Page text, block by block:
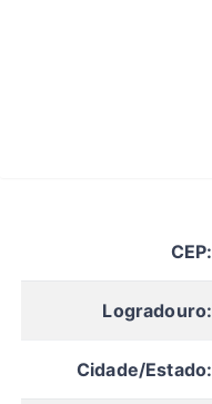
CEP:
Logradouro:
Cidade/Estado: